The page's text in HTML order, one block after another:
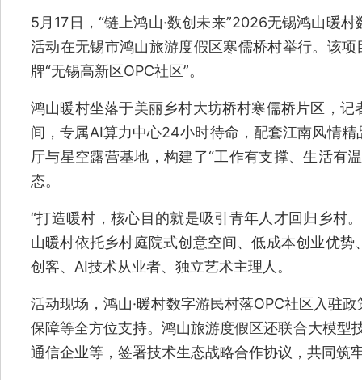
5月17日，“链上鸿山·数创未来”2026无锡鸿山暖
活动在无锡市鸿山旅游度假区寒儒桥村举行。该
牌“无锡高新区OPC社区”。
鸿山暖村坐落于美丽乡村大坊桥村寒儒桥片区，
间，专属AI算力中心24小时待命，配套江南风情
厅与星空露营基地，构建了“工作有支撑、生活有
态。
“打造暖村，核心目的就是吸引青年人才回归乡村
山暖村依托乡村庭院式创意空间、低成本创业优
创客、AI技术从业者、独立艺术主理人。
活动现场，鸿山·暖村数字游民村落OPC社区入驻
保障等全方位支持。鸿山旅游度假区还联合大模型
通信企业等，签署技术生态战略合作协议，共同筑